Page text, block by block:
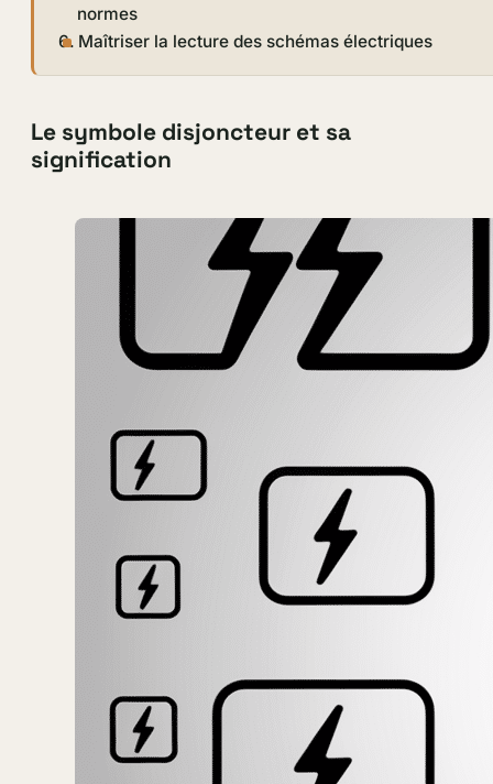
normes
Maîtriser la lecture des schémas électriques
Le symbole disjoncteur et sa
signification